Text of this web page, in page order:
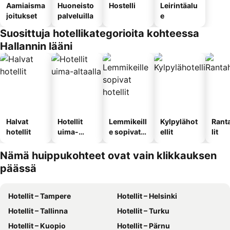
Aamiaisma
joitukset
Huoneisto
palveluilla
Hostelli
Leirintäalu
e
Suosittuja hotellikategorioita kohteessa
Hallannin lääni
Halvat
hotellit
Hotellit
uima-
Lemmikeill
e sopivat
Kylpylähot
ellit
lit
Nämä huippukohteet ovat vain klikkauksen
päässä
Hotellit – Tampere
Hotellit – Helsinki
Hotellit – Tallinna
Hotellit – Turku
Hotellit – Kuopio
Hotellit – Pärnu